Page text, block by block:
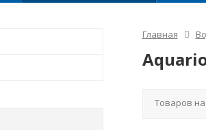
Главная
Товаров